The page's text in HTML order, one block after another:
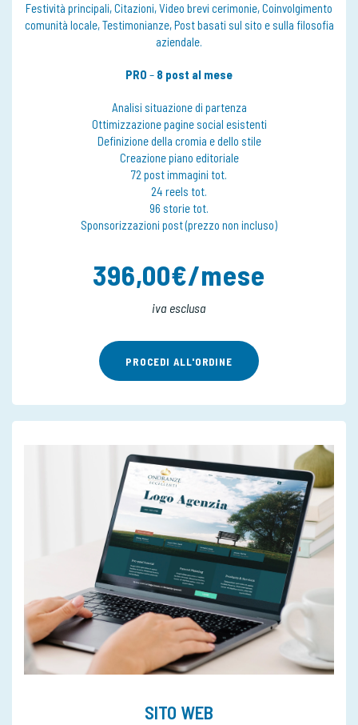
Festività principali, Citazioni, Video brevi cerimonie, Coinvolgimento
comunità locale, Testimonianze, Post basati sul sito e sulla filosofia
aziendale.
PRO – 8 post al mese
Analisi situazione di partenza
Ottimizzazione pagine social esistenti
Definizione della cromia e dello stile
Creazione piano editoriale
72 post immagini tot.
24 reels tot.
96 storie tot.
Sponsorizzazioni post (prezzo non incluso)
396,00€/mese
iva esclusa
PROCEDI ALL'ORDINE
SITO WEB